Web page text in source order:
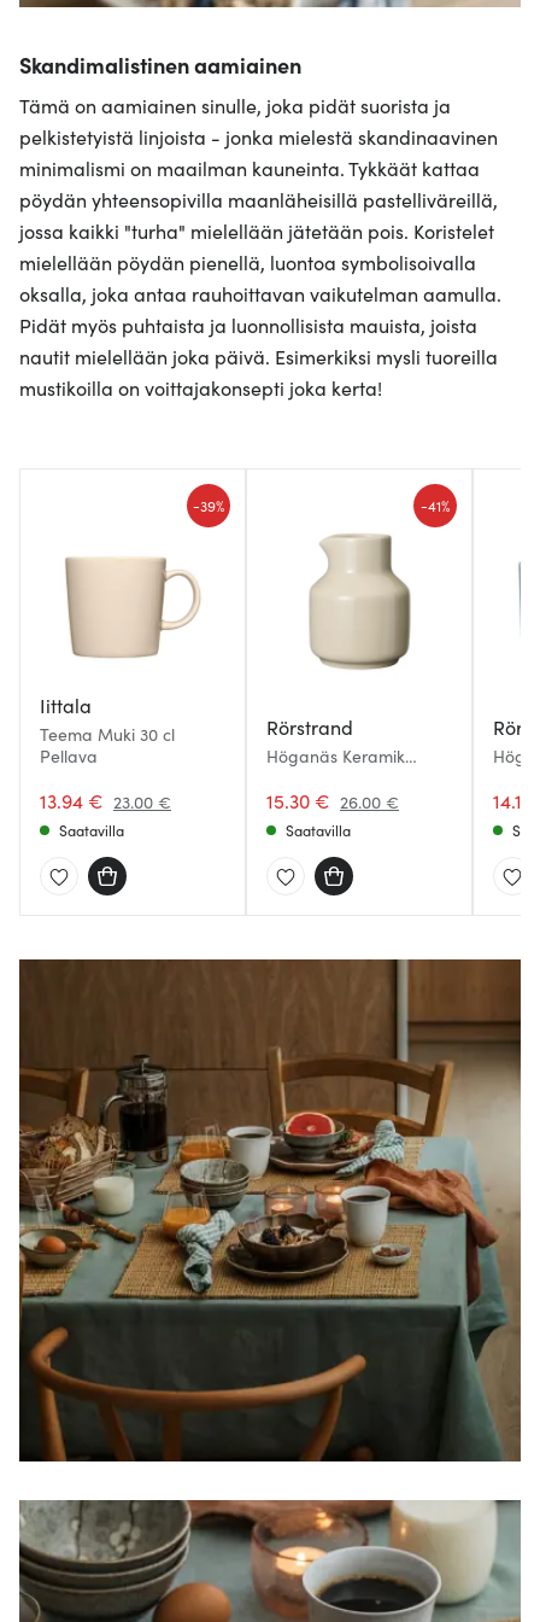
Skandimalistinen aamiainen
Tämä on aamiainen sinulle, joka pidät suorista ja
pelkistetyistä linjoista - jonka mielestä skandinaavinen
minimalismi on maailman kauneinta. Tykkäät kattaa
pöydän yhteensopivilla maanläheisillä pastelliväreillä,
jossa kaikki "turha" mielellään jätetään pois. Koristelet
mielellään pöydän pienellä, luontoa symbolisoivalla
oksalla, joka antaa rauhoittavan vaikutelman aamulla.
Pidät myös puhtaista ja luonnollisista mauista, joista
nautit mielellään joka päivä. Esimerkiksi mysli tuoreilla
mustikoilla on voittajakonsepti joka kerta!
Iittala
Teema Muki 30 cl
Pellava
13.94 € 23.00 €
-39%
Saatavilla
Rörstrand
Höganäs Keramik
Hiekka
15.30 € 26.00 €
-41%
Saatavilla